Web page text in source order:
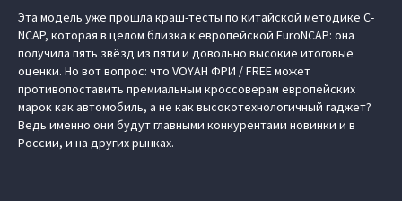
Эта модель уже прошла краш-тесты по китайской методике C-
NCAP, которая в целом близка к европейской EuroNCAP: она
получила пять звёзд из пяти и довольно высокие итоговые
оценки. Но вот вопрос: что VOYAH ФРИ / FREE может
противопоставить премиальным кроссоверам европейских
марок как автомобиль, а не как высокотехнологичный гаджет?
Ведь именно они будут главными конкурентами новинки и в
России, и на других рынках.